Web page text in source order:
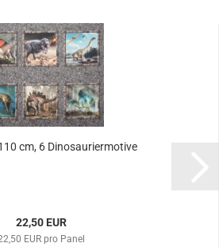
cm, 6 Dinosauriermotive
22,50 EUR
EUR pro Panel